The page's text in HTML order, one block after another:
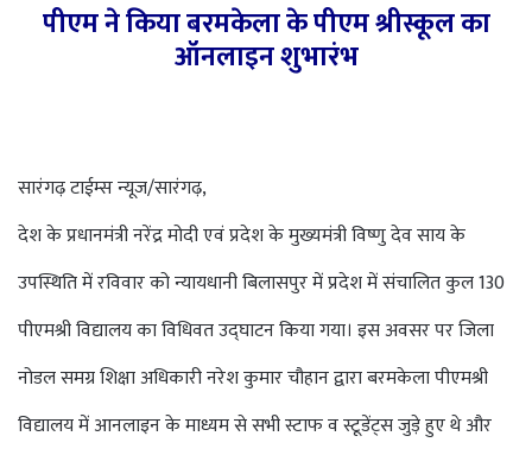
पीएम ने किया बरमकेला के पीएम श्रीस्कूल का
ऑनलाइन शुभारंभ
सारंगढ़ टाईम्स न्यूज/सारंगढ़,
देश के प्रधानमंत्री नरेंद्र मोदी एवं प्रदेश के मुख्यमंत्री विष्णु देव साय के
उपस्थिति में रविवार को न्यायधानी बिलासपुर में प्रदेश में संचालित कुल 130
पीएमश्री विद्यालय का विधिवत उद्घाटन किया गया। इस अवसर पर जिला
नोडल समग्र शिक्षा अधिकारी नरेश कुमार चौहान द्वारा बरमकेला पीएमश्री
विद्यालय में आनलाइन के माध्यम से सभी स्टाफ व स्टूडेंट्स जुड़े हुए थे और